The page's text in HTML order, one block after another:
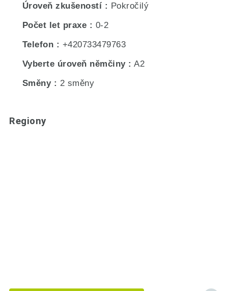
Úroveň zkušeností
Pokročilý
Počet let praxe
0-2
Telefon
+420733479763
Vyberte úroveň němčiny
A2
Směny
2 směny
Regiony